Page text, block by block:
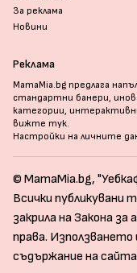
За реклама
Новини
Реклама
MamaMia.bg предлага
стандартни банери,
категории,
вижте тук.
Настройки на личните
© MamaMia.bg,
Всички публикувани
закрила на Закона
права.
съдържание на